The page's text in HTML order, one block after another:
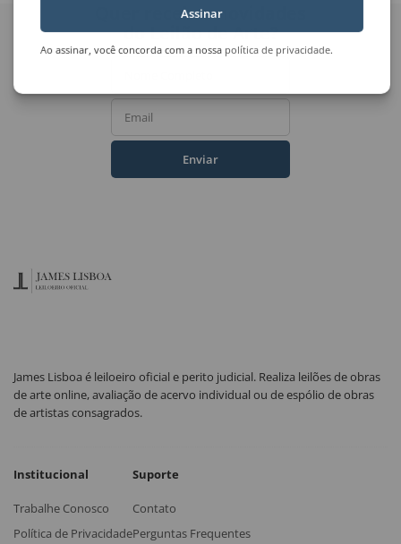
Assinar
Ao assinar, você concorda com a nossa política de privacidade.
Quer receber novidades
do Leilão de Arte?
Email
Enviar
James Lisboa é leiloeiro oficial e perito judicial. Realiza leilões de obras
de arte online, avaliação de acervo individual ou de espólio de obras
de artistas consagrados.
Institucional
Trabalhe Conosco
Política de Privacidade
Suporte
Contato
Perguntas Frequentes